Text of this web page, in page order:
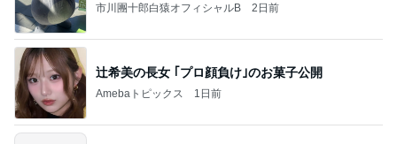
市川團十郎白猿オフィシャルB 2日前
辻希美の長女 ｢プロ顔負け｣のお菓子公開
Amebaトピックス 1日前